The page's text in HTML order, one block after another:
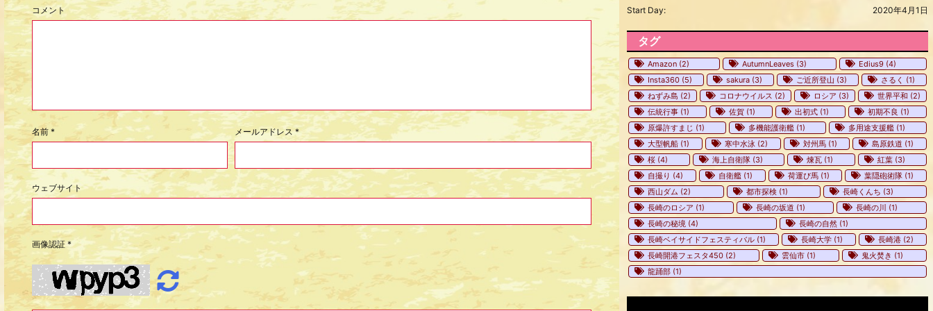
コメント
名前 * メールアドレス*
ウェブサイト
画像認証*
2020年4月1日
Start Day:
タグ
Amazon (2) AutumnLeaves(3) Edius9 (4)
Insta360 (5) sakura (3) ご近所登山 (3) さるく (1)
ねずみ島 (2) コロナウイルス (2) ロシア (3) 世界平和 (2)
伝統行事 (1) 佐賀(1) 出初式(1) 初期不良 (1)
原爆許すまじ (1) 多機能護衛艦(1) 多用途支援艦 (1)
大型帆船 (1) 寒中水泳 (2) 対州馬(1) 島原鉄道 (1)
桜 (4) 海上自衛隊(3) 煉瓦 (1) 紅葉(3)
自撮り (4) 自衛艦(1) 荷運び馬(1) 葉隠砲術隊 (1)
西山ダム (2) 都市探検(1) 長崎くんち (3)
長崎のロシア (1) 長崎の坂道 (1) 長崎の川 (1)
長崎の秘境 (4) 長崎の自然 (1)
長崎ベイサイドフェスティバル (1) 長崎大学 (1) 長崎港 (2)
長崎開港フェスタ450 (2) 雲仙市 (1) 鬼火焚き (1)
龍踊部 (1)